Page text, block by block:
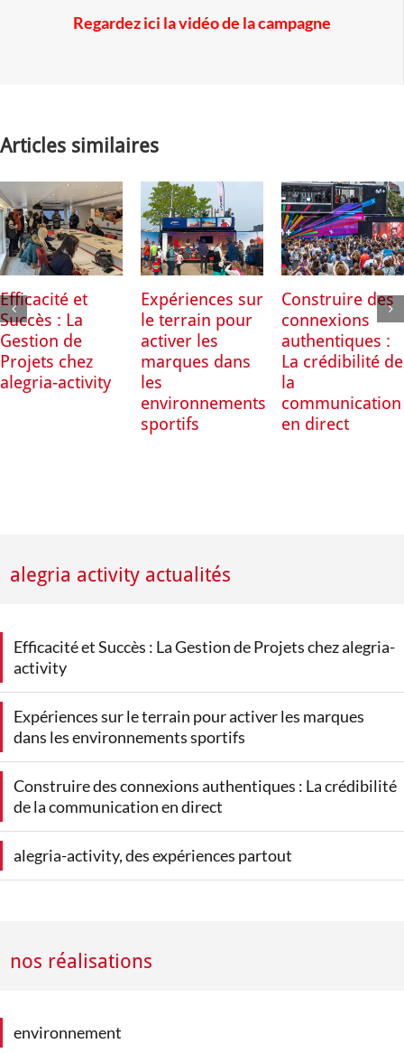
Regardez ici la vidéo de la campagne
Articles similaires
Efficacité et
Succès : La
Gestion de
Projets chez
alegria-activity
Expériences sur
le terrain pour
activer les
marques dans
les
environnements
sportifs
Construire des
connexions
authentiques :
La crédibilité de
la
communication
en direct
alegria activity actualités
Efficacité et Succès : La Gestion de Projets chez alegria-
activity
Expériences sur le terrain pour activer les marques
dans les environnements sportifs
Construire des connexions authentiques : La crédibilité
de la communication en direct
alegria-activity, des expériences partout
nos réalisations
environnement